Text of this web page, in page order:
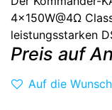
4x150W@4Ω
leistungsstarken
Preis auf
Auf die